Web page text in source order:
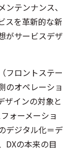
テンナンス、
スを革新的な新
がサービスデザ
フロントステー
のオペレーショ
ザインの対象と
ォーメーショ
デジタル化＝デ
DXの本来の目